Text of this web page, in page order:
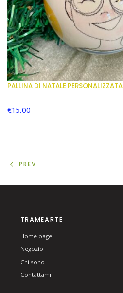
PALLINA DI NATALE PERSONALIZZATA
€15,00
PREV
TRAMEARTE
Home page
Negozio
Chi sono
Contattami!